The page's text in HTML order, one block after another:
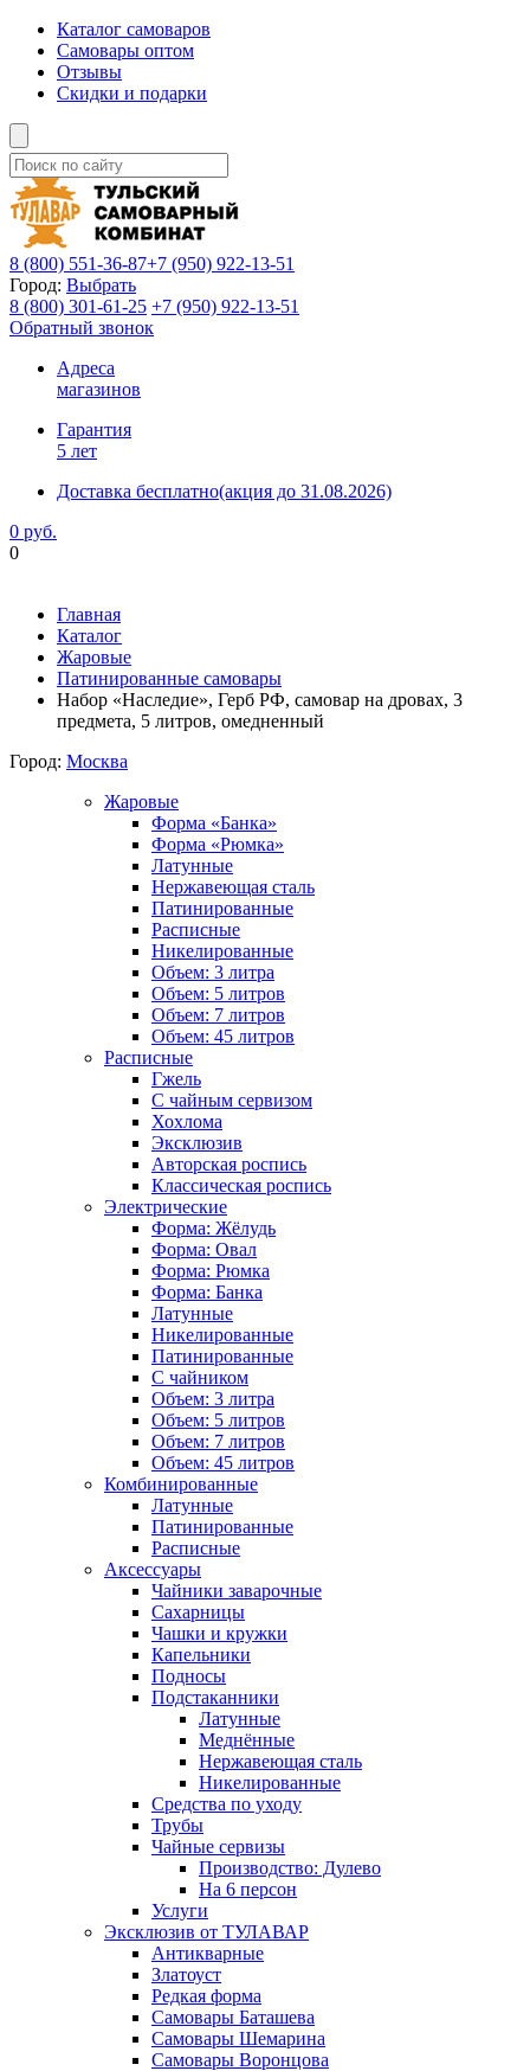
Каталог самоваров
Самовары оптом
Отзывы
Скидки и подарки
8 (800) 551-36-87+7 (950) 922-13-51
Город: Выбрать
8 (800) 301-61-25 +7 (950) 922-13-51
Обратный звонок
Адреса
магазинов
Гарантия
5 лет
Доставка бесплатно(акция до 31.08.2026)
0 руб.
0
Главная
Каталог
Жаровые
Патинированные самовары
Набор «Наследие», Герб РФ, самовар на дровах, 3
предмета, 5 литров, омедненный
Город: Москва
Жаровые
Форма «Банка»
Форма «Рюмка»
Латунные
Нержавеющая сталь
Патинированные
Расписные
Никелированные
Объем: 3 литра
Объем: 5 литров
Объем: 7 литров
Объем: 45 литров
Расписные
Гжель
С чайным сервизом
Хохлома
Эксклюзив
Авторская роспись
Классическая роспись
Электрические
Форма: Жёлудь
Форма: Овал
Форма: Рюмка
Форма: Банка
Латунные
Никелированные
Патинированные
С чайником
Объем: 3 литра
Объем: 5 литров
Объем: 7 литров
Объем: 45 литров
Комбинированные
Латунные
Патинированные
Расписные
Аксессуары
Чайники заварочные
Сахарницы
Чашки и кружки
Капельники
Подносы
Подстаканники
Латунные
Меднённые
Нержавеющая сталь
Никелированные
Средства по уходу
Трубы
Чайные сервизы
Производство: Дулево
На 6 персон
Услуги
Эксклюзив от ТУЛАВАР
Антикварные
Златоуст
Редкая форма
Самовары Баташева
Самовары Шемарина
Самовары Воронцова